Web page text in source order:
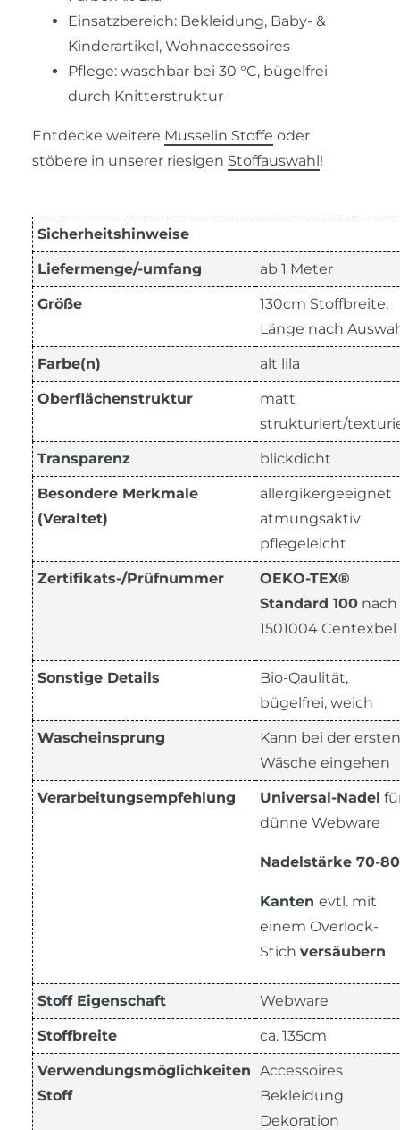
Einsatzbereich: Bekleidung, Baby- &
Kinderartikel, Wohnaccessoires
Pflege: waschbar bei 30 °C, bügelfrei
durch Knitterstruktur
Entdecke weitere Musselin Stoffe oder
stöbere in unserer riesigen Stoffauswahl!
Sicherheitshinweise
Liefermenge/-umfang ab 1 Meter
Größe
130cm Stoffbreite,
Länge nach
Farbe(n) alt lila
Oberflächenstruktur
matt
strukturiert/
Transparenz blickdicht
Besondere Merkmale
(Veraltet)
allergikergeeignet
atmungsaktiv
pflegeleicht
Zertifikats-/Prüfnummer
OEKO-TEX®
Standard 100 nach
1501004 Centexbel
Sonstige Details
Bio-Qaulität,
bügelfrei, weich
Wascheinsprung
Kann bei der ersten
Wäsche eingehen
Verarbeitungsempfehlung Universal-Nadel
dünne Webware
Nadelstärke 70-80
Kanten evtl. mit
einem Overlock-
Stich versäubern
Stoff Eigenschaft Webware
Stoffbreite ca. 135cm
Verwendungsmöglichkeiten
Stoff
Accessoires
Bekleidung
Dekoration